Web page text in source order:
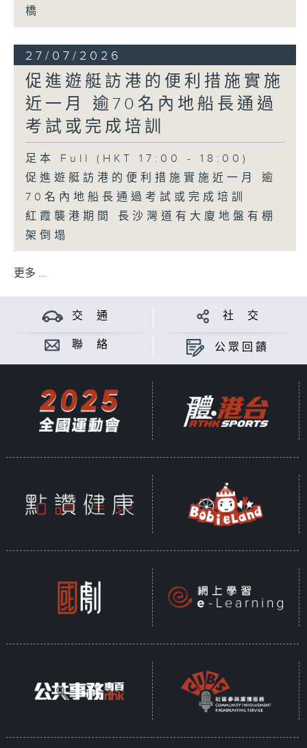
橋
27/07/2026
促進遊艇訪港的便利措施實施
近一月 逾70名內地船長通過
考試或完成培訓
足本 Full (HKT 17:00 - 18:00)
促進遊艇訪港的便利措施實施近一月 逾
70名內地船長通過考試或完成培訓
紅霞襲港期間 長沙灣道有大廈地盤有棚
架倒塌
更多 ...
交 通 社 交
聯 絡 公眾回饋